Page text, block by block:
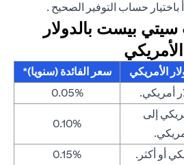
باختيار حساب التوفير الصحيح .
بيست بالدولار
الأمريكي
الأمريكي
سعر الفائدة (سنويا)*
0.05%
أمريكي إلى
0.10%
0.15%